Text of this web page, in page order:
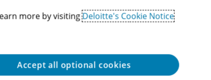
more by visitingDeloitte's Cookie Notice.
Accept all optional cookies